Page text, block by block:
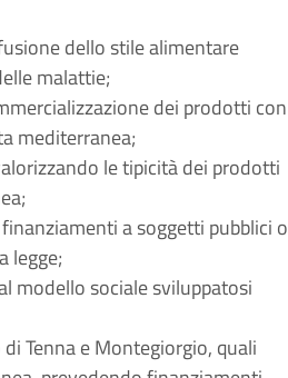
dello stile alimentare
malattie;
dei prodotti con
mediterranea;
le tipicità dei prodotti
a soggetti pubblici o
legge;
modello sociale sviluppatosi
Tenna e Montegiorgio, quali